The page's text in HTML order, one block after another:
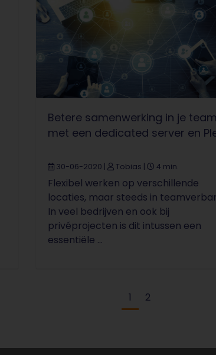
Betere samenwerking in je team
met een dedicated server en
30-06-2020 Tobias 4 min.
Flexibel werken op verschillende
locaties, maar steeds in
In veel bedrijven en ook bij
privéprojecten is dit intussen een
essentiële ...
Huidige pagina
1 Pagina
2